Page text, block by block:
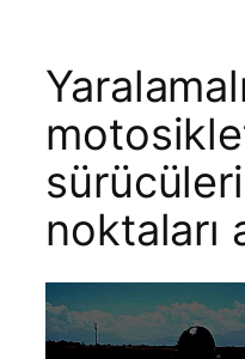
noktaları